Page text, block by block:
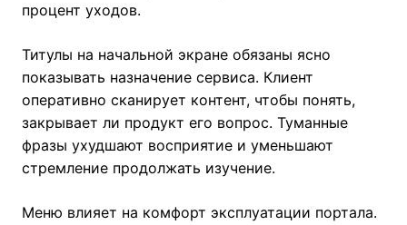
процент уходов.
Титулы на начальной экране обязаны ясно
показывать назначение сервиса. Клиент
оперативно сканирует контент, чтобы понять,
закрывает ли продукт его вопрос. Туманные
фразы ухудшают восприятие и уменьшают
стремление продолжать изучение.
Меню влияет на комфорт эксплуатации портала.